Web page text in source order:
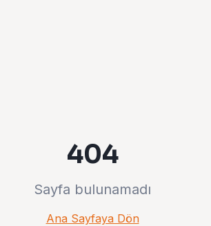
404
Sayfa bulunamadı
Ana Sayfaya Dön